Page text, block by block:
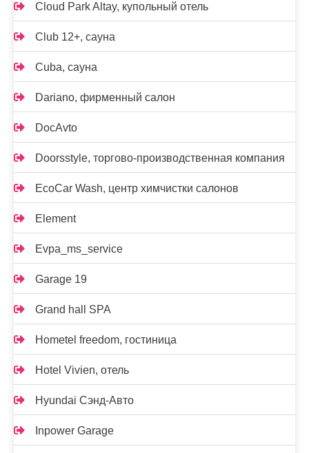
Cloud Park Altay, купольный отель
Club 12+, сауна
Cuba, сауна
Dariano, фирменный салон
DocAvto
Doorsstyle, торгово-производственная компания
EcoCar Wash, центр химчистки салонов
Element
Evpa_ms_service
Garage 19
Grand hall SPA
Hometel freedom, гостиница
Hotel Vivien, отель
Hyundai Сэнд-Авто
Inpower Garage